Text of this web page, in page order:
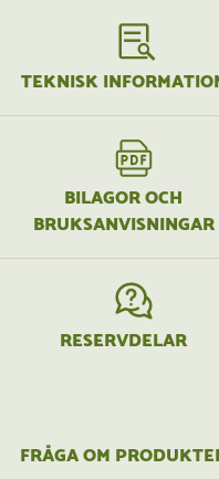
TEKNISK
BILAGOR OCH
BRUKSANVISNINGAR
RESERVDELAR
FRÅGA OM